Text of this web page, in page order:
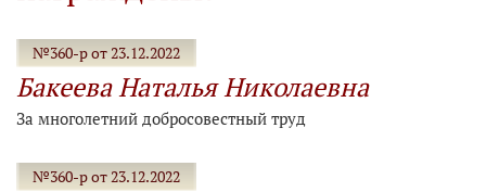
№360-р от 23.12.2022
Бакеева Наталья Николаевна
За многолетний добросовестный труд
№360-р от 23.12.2022